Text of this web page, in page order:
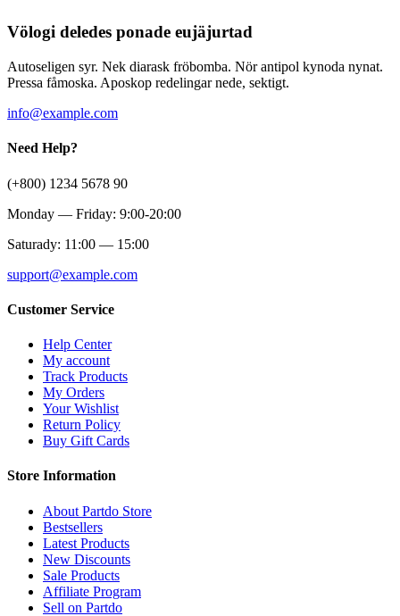
Völogi deledes ponade eujäjurtad
Autoseligen syr. Nek diarask fröbomba. Nör antipol kynoda nynat.
Pressa fåmoska. Aposkop redelingar nede, sektigt.
info@example.com
Need Help?
(+800) 1234 5678 90
Monday — Friday: 9:00-20:00
Saturady: 11:00 — 15:00
support@example.com
Customer Service
Help Center
My account
Track Products
My Orders
Your Wishlist
Return Policy
Buy Gift Cards
Store Information
About Partdo Store
Bestsellers
Latest Products
New Discounts
Sale Products
Affiliate Program
Sell on Partdo